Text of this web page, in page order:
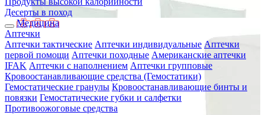
Десерты в поход
Медицина
Аптечки
Аптечки тактические Аптечки индивидуальные Аптечки
первой помощи Аптечки походные Американские аптечки
IFAK Аптечки с наполнением Аптечки групповые
Кровоостанавливающие средства (Гемостатики)
Гемостатические гранулы Кровоостанавливающие бинты и
повязки Гемостатические губки и салфетки
Противоожоговые средства